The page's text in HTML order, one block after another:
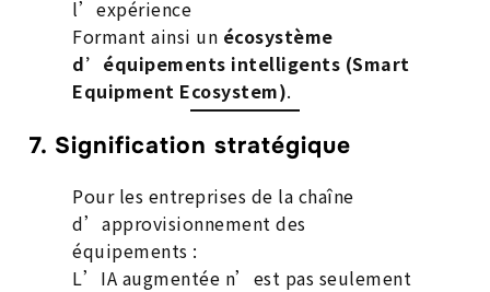
l’expérience
Formant ainsi un écosystème
d’équipements intelligents (Smart
Equipment Ecosystem).
7. Signification stratégique
Pour les entreprises de la chaîne
d’approvisionnement des
équipements :
L’IA augmentée n’est pas seulement